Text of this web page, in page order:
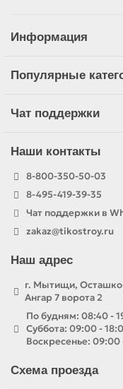
Информация
Популярные
Чат поддержки
Наши контакты
8-800-350-50-03
8-495-419-39-35
Чат поддержки в
zakaz@tikostroy.ru
Наш адрес
г. Мытищи,
Ангар 7 ворота 2
По будням: 08:40 -
Суббота: 09:00 -
Воскресенье: 09:00
Схема проезда